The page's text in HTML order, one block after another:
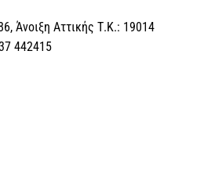
Άνοιξη Αττικής Τ.Κ.: 19014
442415